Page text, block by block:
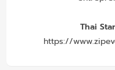
Thai
https://